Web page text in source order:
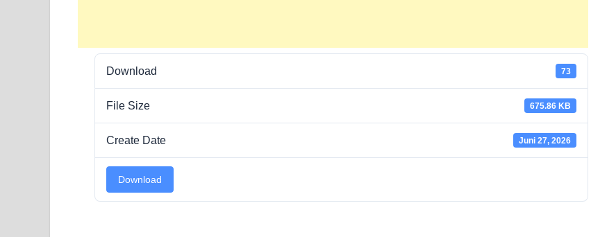
Download 73
File Size 675.86 KB
Create Date Juni 27, 2026
Download